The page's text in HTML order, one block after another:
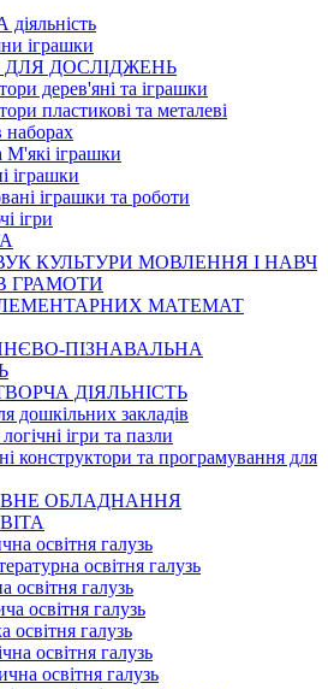
іграшки
ДОСЛІДЖЕНЬ
дерев'яні та іграшки
пластикові та металеві
наборах
іграшки
іграшки
іграшки та роботи
ігри
КУЛЬТУРИ МОВЛЕННЯ І НАВЧ
ГРАМОТИ
МАТЕМАТ
ПІЗНАВАЛЬНА
ДІЯЛЬНІСТЬ
дошкільних закладів
ігри та пазли
конструктори та програмування для
ОБЛАДНАННЯ
освітня галузь
освітня галузь
галузь
освітня галузь
галузь
освітня галузь
освітня галузь